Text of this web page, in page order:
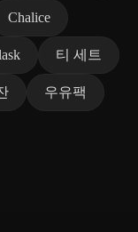
Chalice
티 세트
우유팩